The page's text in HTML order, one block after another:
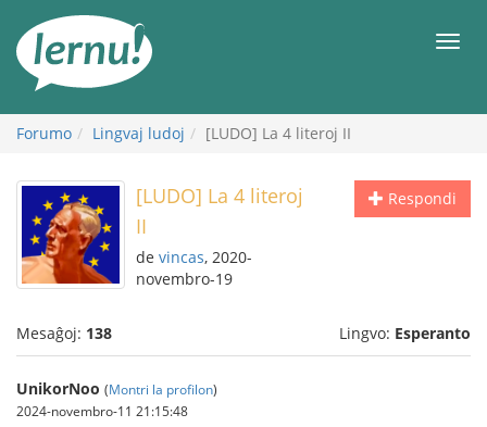
enhavo
Forumo Lingvaj ludoj [LUDO] La 4 literoj II
Respondi
[LUDO] La 4 literoj
II
de vincas, 2020-
novembro-19
Mesaĝoj: 138 Lingvo: Esperanto
UnikorNoo (Montri la profilon)
2024-novembro-11 21:15:48